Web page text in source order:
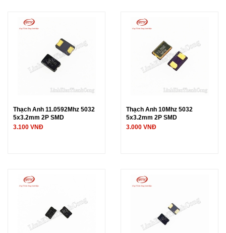
Thạch Anh 11.0592Mhz 5032
5x3.2mm 2P SMD
3.100 VNĐ
Thạch Anh 10Mhz 5032
5x3.2mm 2P SMD
3.000 VNĐ